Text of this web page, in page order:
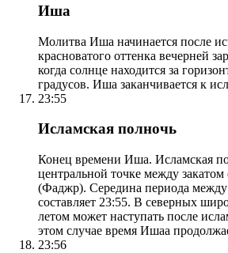
Иша
Молитва Иша начинается после
красноватого оттенка вечерней
когда солнце находится за
градусов. Иша заканчивается к
23:55
Исламская полночь
Конец времени Иша. Исламская
центральной точке между
(Фаджр). Середина периода
составляет 23:55. В северных
летом может наступать после
этом случае время Ишаа
23:56